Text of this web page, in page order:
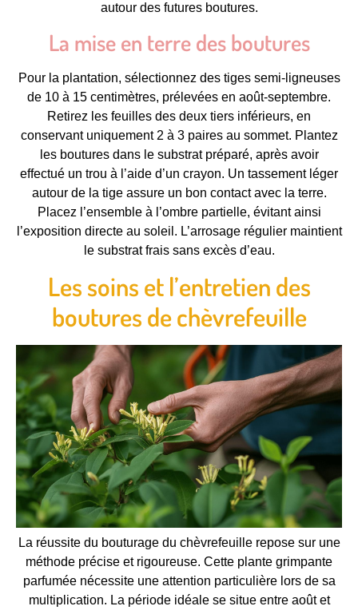
autour des futures boutures.
La mise en terre des boutures
Pour la plantation, sélectionnez des tiges semi-ligneuses
de 10 à 15 centimètres, prélevées en août-septembre.
Retirez les feuilles des deux tiers inférieurs, en
conservant uniquement 2 à 3 paires au sommet. Plantez
les boutures dans le substrat préparé, après avoir
effectué un trou à l’aide d’un crayon. Un tassement léger
autour de la tige assure un bon contact avec la terre.
Placez l’ensemble à l’ombre partielle, évitant ainsi
l’exposition directe au soleil. L’arrosage régulier maintient
le substrat frais sans excès d’eau.
Les soins et l’entretien des
boutures de chèvrefeuille
La réussite du bouturage du chèvrefeuille repose sur une
méthode précise et rigoureuse. Cette plante grimpante
parfumée nécessite une attention particulière lors de sa
multiplication. La période idéale se situe entre août et